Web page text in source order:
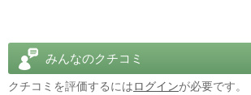
みんなのクチコミ
クチコミを評価するにはログインが必要です。